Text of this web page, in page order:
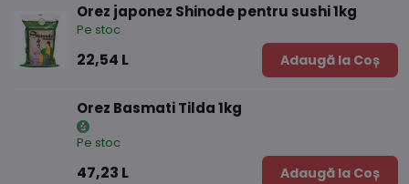
Orez japonez Shinode pentru sushi 1kg
Pe stoc
22,54 L Adaugă la Coș
Orez Basmati Tilda 1kg
Pe stoc
47,23 L Adaugă la Coș